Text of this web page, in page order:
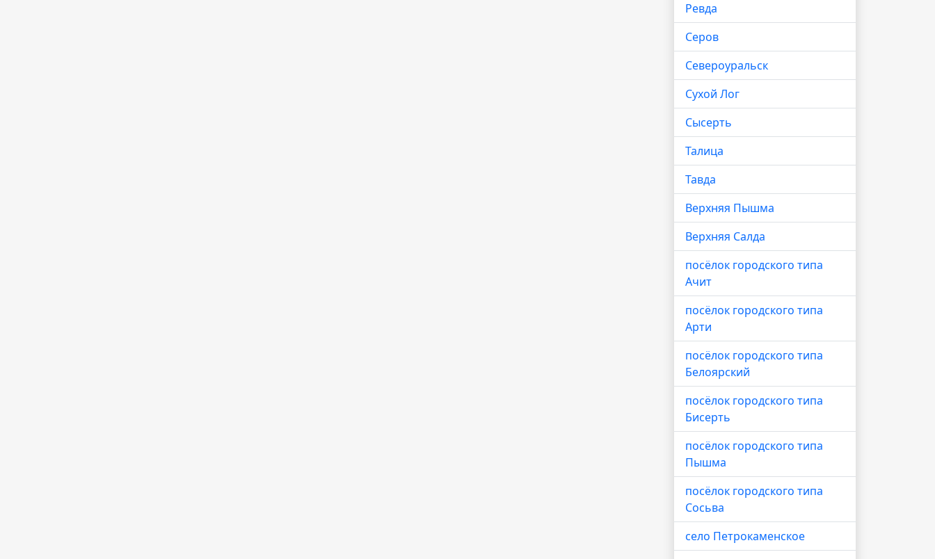
Ревда
Серов
Североуральск
Сухой Лог
Сысерть
Талица
Тавда
Верхняя Пышма
Верхняя Салда
посёлок городского типа
Ачит
посёлок городского типа
Арти
посёлок городского типа
Белоярский
посёлок городского типа
Бисерть
посёлок городского типа
Пышма
посёлок городского типа
Сосьва
село Петрокаменское